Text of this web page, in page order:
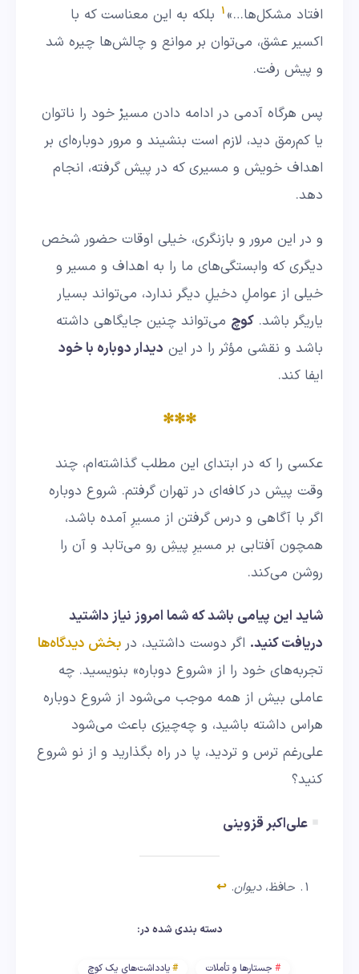
افتاد مشکل‌ها…» 1 بلکه به این معناست که با
اکسیر عشق، می‌توان بر موانع و چالش‌ها چیره شد
و پیش رفت.
پس هرگاه آدمی در ادامه دادن مسیرْ خود را ناتوان
یا کم‌رمق دید، لازم است بنشیند و مرور دوباره‌ای بر
اهداف خویش و مسیری که در پیش گرفته، انجام
دهد.
و در این مرور و بازنگری، خیلی اوقات حضور شخص
دیگری که وابستگی‌های ما را به اهداف و مسیر و
خیلی از عواملِ دخیلِ دیگر ندارد، می‌تواند بسیار
یاریگر باشد. کوچ می‌تواند چنین جایگاهی داشته
باشد و نقشی مؤثر را در این دیدار دوباره با خود
ایفا کند.
✻✻✻
عکسی را که در ابتدای این مطلب گذاشته‌ام، چند
وقت پیش در کافه‌ای در تهران گرفتم. شروع دوباره
اگر با آگاهی و درس گرفتن از مسیرِ آمده باشد،
همچون آفتابی بر مسیرِ پیشِ رو می‌تابد و آن را
روشن می‌کند.
شاید این پیامی باشد که شما امروز نیاز داشتید
دریافت کنید. اگر دوست داشتید، دربخش دیدگاه‌‌ها
تجربه‌های خود را از «شروع دوباره» بنویسید. چه
عاملی بیش از همه موجب می‌شود از شروع دوباره
هراس داشته باشید، و چه‌چیزی باعث می‌شود
علی‌رغم ترس و تردید، پا در راه بگذارید و از نو شروع
کنید؟
علی‌اکبر قزوینی
حافظ،دیوان.
↩︎
دسته بندی شده در:
جستارها و تأملات یادداشت‌های یک کوچ